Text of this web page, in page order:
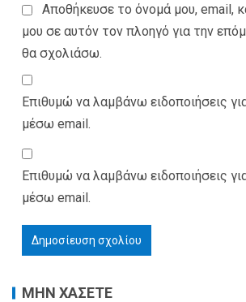
Αποθήκευσε το όνομά μου, email,
μου σε αυτόν τον πλοηγό για την
θα σχολιάσω.
Επιθυμώ να λαμβάνω ειδοποιήσεις
μέσω email.
Επιθυμώ να λαμβάνω ειδοποιήσεις
μέσω email.
ΜΗΝ ΧΑΣΕΤΕ